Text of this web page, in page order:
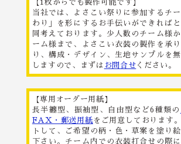
【1枚からでも製作可能です】
当社では、よさこい祭りに参加するチ
わり」を形にするお手伝いができれば
同考えております。少人数のチーム様
ーム様まで、よさこい衣装の製作を承
り、構成・デザイン、生地サンプルを
しますので、まずは お問合せ ください。
【専用オーダー用紙】
長半纏型、振袖型、自由型など6種類の
FAX・郵送用紙 をご用意しております
トして、ご希望の柄・色・草案を塗り
下さい。チーム内での衣装打合せの際